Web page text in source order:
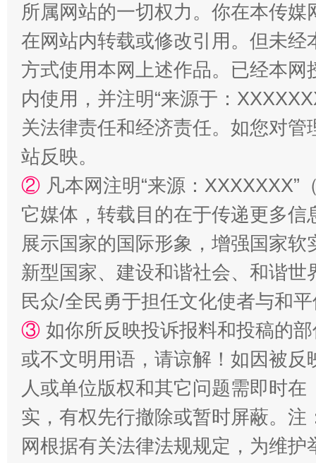
所属网站的一切权力。你在本传
在网站内转载或修改引用。但未
方式使用本网上述作品。已经本
内使用，并注明“来源于：
关法律责任和经济责任。如您对
站反映。
② 凡本网注明“来源：
它媒体，转载目的在于传递更多
展示国家的国际形象，增强国家
新型国家、建设和谐社会、和谐
民众/全民勇于担任文化使者与和
③ 如你所反映投诉报料和投稿的
或不文明用语，请谅解！如因被
人或单位版权和其它问题需即时在
实，有权先行撤除或暂时屏蔽。
网根据有关法律法规规定，为维